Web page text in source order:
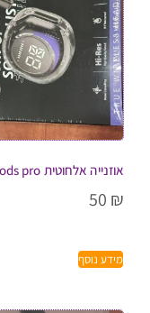
אוזנייה אלחוטית ultrapods pro
50 ₪
מידע נוסף